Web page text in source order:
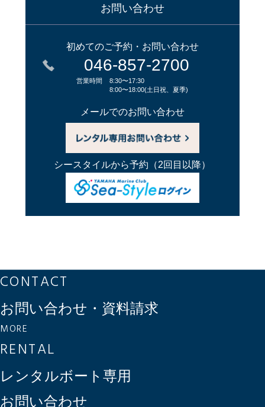
お問い合わせ
初めてのご予約・お問い合わせ
046-857-2700
営業時間
8:30〜17:30
8:00〜18:00(土日祝、夏季)
メールでのお問い合わせ
シースタイルから予約 （2回目以降）
CONTACT
お問い合わせ・資料請求
MORE
RENTAL
レンタルボート専用
お問い合わせ